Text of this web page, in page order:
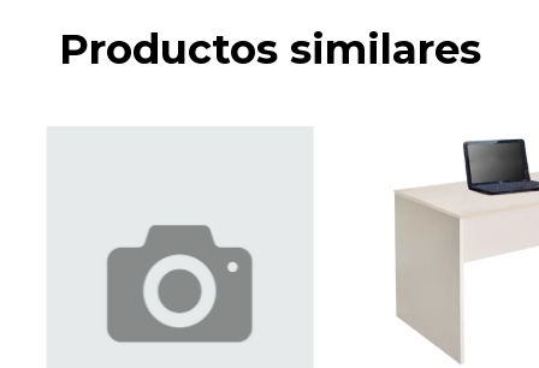
Productos similares